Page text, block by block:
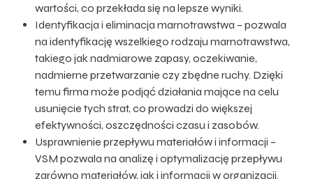
wartości, co przekłada się na lepsze wyniki.
Identyfikacja i eliminacja marnotrawstwa – pozwala
na identyfikację wszelkiego rodzaju marnotrawstwa,
takiego jak nadmiarowe zapasy, oczekiwanie,
nadmierne przetwarzanie czy zbędne ruchy. Dzięki
temu firma może podjąć działania mające na celu
usunięcie tych strat, co prowadzi do większej
efektywności, oszczędności czasu i zasobów.
Usprawnienie przepływu materiałów i informacji –
VSM pozwala na analizę i optymalizację przepływu
zarówno materiałów, jak i informacji w organizacji.